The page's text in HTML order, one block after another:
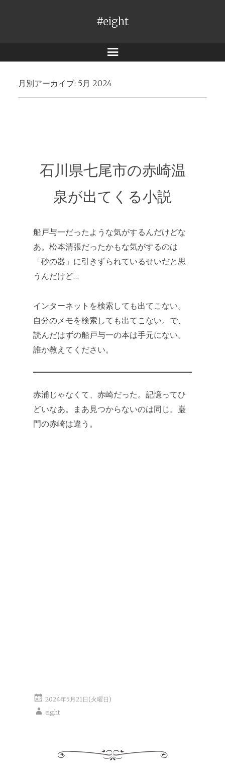
#eight
メ
ー
月別アーカイブ: 5月 2024
石川県七尾市の赤崎温
泉が出てくる小説
船戸与一だったような気がするんだけどな
あ。松本清張だったかもな気がするのは
「砂の器」に引きずられているせいだと思
うんだけど…
インターネットを検索しても出てこない。
自分のメモを検索しても出てこない。で、
読んだはずの船戸与一の本は手元にない。
誰か教えてください。
赤浦じゃなくて、赤崎だった。記憶ってひ
どいなあ。まあ見つからないのは同じ。巌
門の赤崎は違う。
2024年5月21日(火曜日)
eight